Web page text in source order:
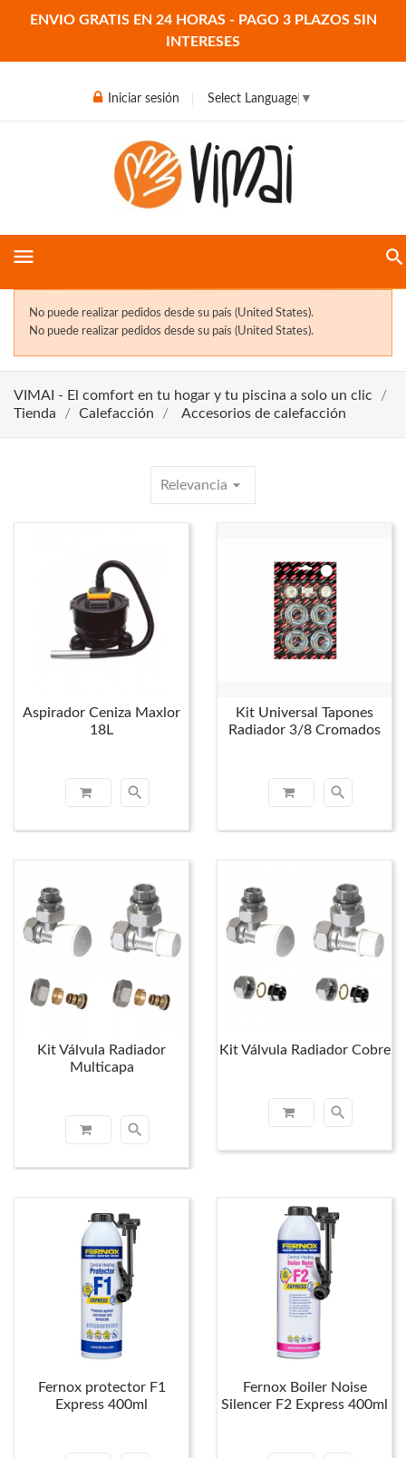
ENVIO GRATIS EN 24 HORAS - PAGO 3 PLAZOS SIN
INTERESES
Iniciar sesión Select Language ▼
menu
No puede realizar pedidos desde su país (United States).
No puede realizar pedidos desde su país (United States).
VIMAI - El comfort en tu hogar y tu piscina a solo un clic
Tienda
Calefacción Accesorios de calefacción
Relevancia arrow_drop_down
Aspirador Ceniza Maxlor
18L
search
Kit Universal Tapones
Radiador 3/8 Cromados
search
Kit Válvula Radiador
Multicapa
search
Kit Válvula Radiador Cobre
search
Fernox protector F1
Express 400ml
Fernox Boiler Noise
Silencer F2 Express 400ml